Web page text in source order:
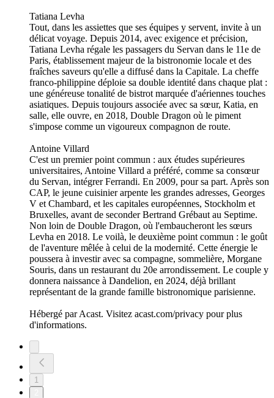
Tatiana Levha
Tout, dans les assiettes que ses équipes y servent, invite à un
délicat voyage. Depuis 2014, avec exigence et précision,
Tatiana Levha régale les passagers du Servan dans le 11e de
Paris, établissement majeur de la bistronomie locale et des
fraîches saveurs qu'elle a diffusé dans la Capitale. La cheffe
franco-philippine déploie sa double identité dans chaque plat :
une généreuse tonalité de bistrot marquée d'aériennes touches
asiatiques. Depuis toujours associée avec sa sœur, Katia, en
salle, elle ouvre, en 2018, Double Dragon où le piment
s'impose comme un vigoureux compagnon de route.
Antoine Villard
C'est un premier point commun : aux études supérieures
universitaires, Antoine Villard a préféré, comme sa consœur
du Servan, intégrer Ferrandi. En 2009, pour sa part. Après son
CAP, le jeune cuisinier arpente les grandes adresses, Georges
V et Chambard, et les capitales européennes, Stockholm et
Bruxelles, avant de seconder Bertrand Grébaut au Septime.
Non loin de Double Dragon, où l'embaucheront les sœurs
Levha en 2018. Le voilà, le deuxième point commun : le goût
de l'aventure mêlée à celui de la modernité. Cette énergie le
poussera à investir avec sa compagne, sommelière, Morgane
Souris, dans un restaurant du 20e arrondissement. Le couple y
donnera naissance à Dandelion, en 2024, déjà brillant
représentant de la grande famille bistronomique parisienne.
Hébergé par Acast. Visitez acast.com/privacy pour plus
d'informations.
1